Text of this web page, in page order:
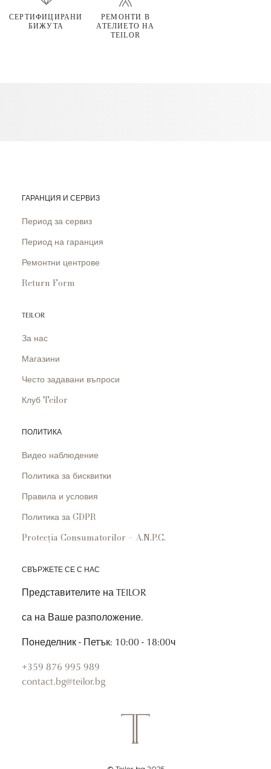
СЕРТИФИЦИРАНИ
БИЖУТА
РЕМОНТИ В
АТЕЛИЕТО НА
TEILOR
ГАРАНЦИЯ И СЕРВИЗ
Период за сервиз
Период на гаранция
Ремонтни центрове
Return Form
TEILOR
За нас
Магазини
Често задавани въпроси
Клуб Teilor
ПОЛИТИКА
Видео наблюдение
Политика за бисквитки
Правила и условия
Политика за GDPR
Protecția Consumatorilor – A.N.P.C.
СВЪРЖЕТЕ СЕ С НАС
Представителите на TEILOR
са на Ваше разположение.
Понеделник - Петък: 10:00 - 18:00ч
+359 876 995 989
contact.bg@teilor.bg